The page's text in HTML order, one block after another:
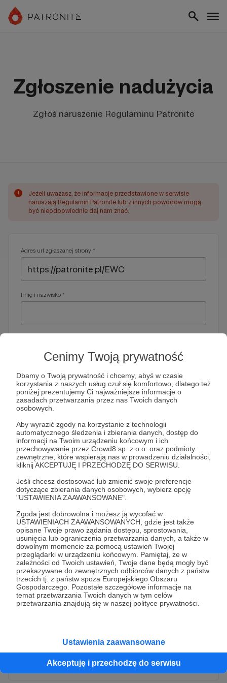
Cenimy Twoją prywatność
Dbamy o Twoją prywatność i chcemy, abyś w czasie
korzystania z naszych usług czuł się komfortowo, dlatego też
poniżej prezentujemy Ci najważniejsze informacje o
zasadach przetwarzania przez nas Twoich danych
osobowych.
Aby wyrazić zgody na korzystanie z technologii
automatycznego śledzenia i zbierania danych, dostęp do
informacji na Twoim urządzeniu końcowym i ich
przechowywanie przez Crowd8 sp. z o.o. oraz podmioty
zewnętrzne, które wspierają nas w prowadzeniu działalności,
kliknij AKCEPTUJĘ I PRZECHODZĘ DO SERWISU.
Jeśli chcesz dostosować lub zmienić swoje preferencje
dotyczące zbierania danych osobowych, wybierz opcję
"USTAWIENIA ZAAWANSOWANE".
Zgoda jest dobrowolna i możesz ją wycofać w
USTAWIENIACH ZAAWANSOWANYCH, gdzie jest także
opisane Twoje prawo żądania dostępu, sprostowania,
usunięcia lub ograniczenia przetwarzania danych, a także w
dowolnym momencie za pomocą ustawień Twojej
przeglądarki w urządzeniu końcowym. Pamiętaj, że w
zależności od Twoich ustawień, Twoje dane będą mogły być
przekazywane do zewnętrznych odbiorców danych z państw
trzecich tj. z państw spoza Europejskiego Obszaru
Gospodarczego. Pozostałe szczegółowe informacje na
temat przetwarzania Twoich danych w tym celów
przetwarzania znajdują się w naszej polityce prywatności.
Ustawienia zaawansowane
Akceptuję i przechodzę do serwisu
Zgłoszenie nadużycia
Zgłoś naruszenie Regulaminu Patronite
!
Jeżeli uważasz, że informacje przedstawione w serwisie
naruszają Regulamin Patronite lub z innych powodów mogą
być nieodpowiednie daj nam znać.
Adres url zgłaszanej strony *
Imię i nazwisko *
Telefon *
dodatkowe pytania
Treść wiadomości *
* Wyrażam zgodę na przetwarzanie moich danych
osobowych przez Patronite
Administratorem Twoich danych osobowych jest Crowd8 sp. z o.o.
z siedziba w Warszawie, ul. Żwirki i Wigury 16, 02-092 Warszawa.
Twoje dane osobowe będą przetwarzane w szczególności w celu
wykonania umowy zawartej z Tobą, w tym do umożliwienia
Gwarantujemy spełnienie wszystkich Twoich praw wynikających
z ogólnego rozporządzenia o ochronie danych, tj. prawo dostępu,
sprostowania oraz usunięcia Twoich danych, ograniczenia ich
rozwiń zgodę
Wyślij zgłoszenie